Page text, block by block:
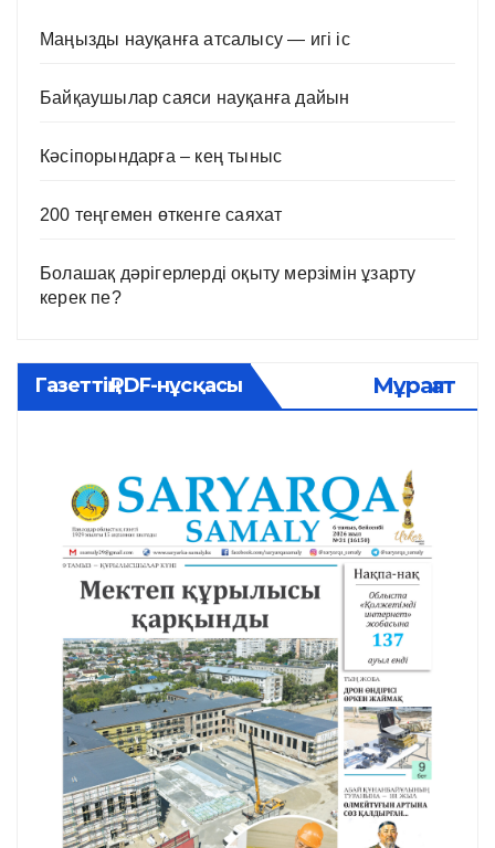
Маңызды науқанға атсалысу — игі іс
Байқаушылар саяси науқанға дайын
Кәсіпорындарға – кең тыныс
200 теңгемен өткенге саяхат
Болашақ дәрігерлерді оқыту мерзімін ұзарту
керек пе?
Газеттің PDF-нұсқасы Мұрағат